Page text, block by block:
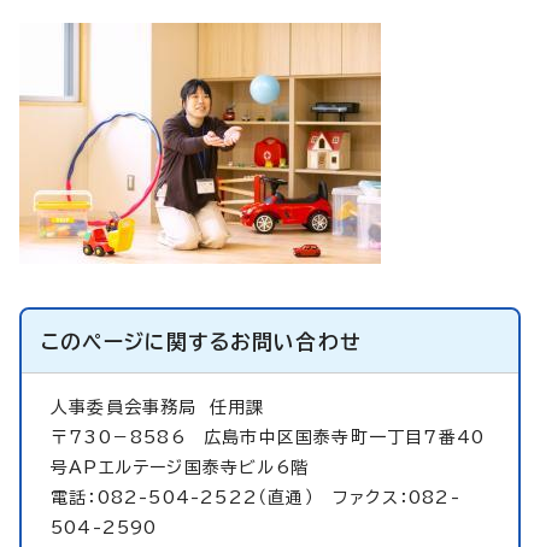
このページに関するお問い合わせ
人事委員会事務局 任用課
〒730－8586 広島市中区国泰寺町一丁目7番40
号APエルテージ国泰寺ビル6階
電話：082-504-2522（直通） ファクス：082-
504-2590